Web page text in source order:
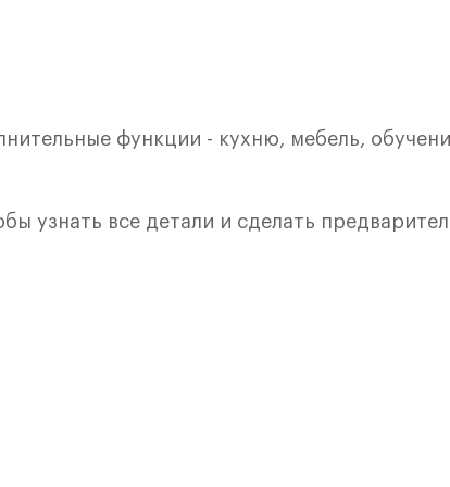
функции - кухню, мебель,
узнать все детали и сделать
ЖК «Рублевский Квартал» от группы